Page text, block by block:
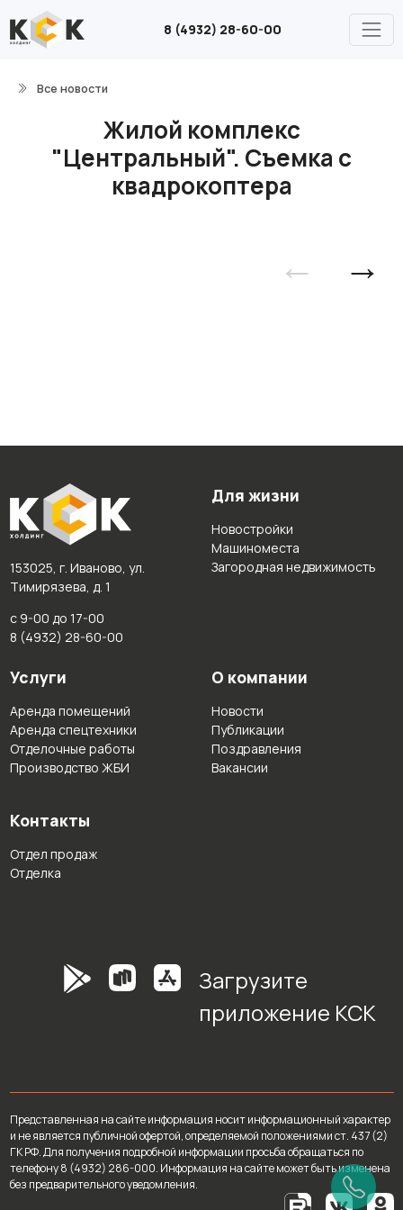
8 (4932) 28-60-00
Все новости
Жилой комплекс
"Центральный". Съемка с
квадрокоптера
← →
153025, г. Иваново, ул.
Тимирязева, д. 1
с 9-00 до 17-00
8 (4932) 28-60-00
Для жизни
Новостройки
Машиноместа
Загородная недвижимость
Услуги
Аренда помещений
Аренда спецтехники
Отделочные работы
Производство ЖБИ
О компании
Новости
Публикации
Поздравления
Вакансии
Контакты
Отдел продаж
Отделка
Загрузите
приложение КСК
Представленная на сайте информация носит информационный характер
и не является публичной офертой, определяемой положениями ст. 437 (2)
ГК РФ. Для получения подробной информации просьба обращаться по
телефону 8 (4932) 286-000. Информация на сайте может быть изменена
без предварительного уведомления.